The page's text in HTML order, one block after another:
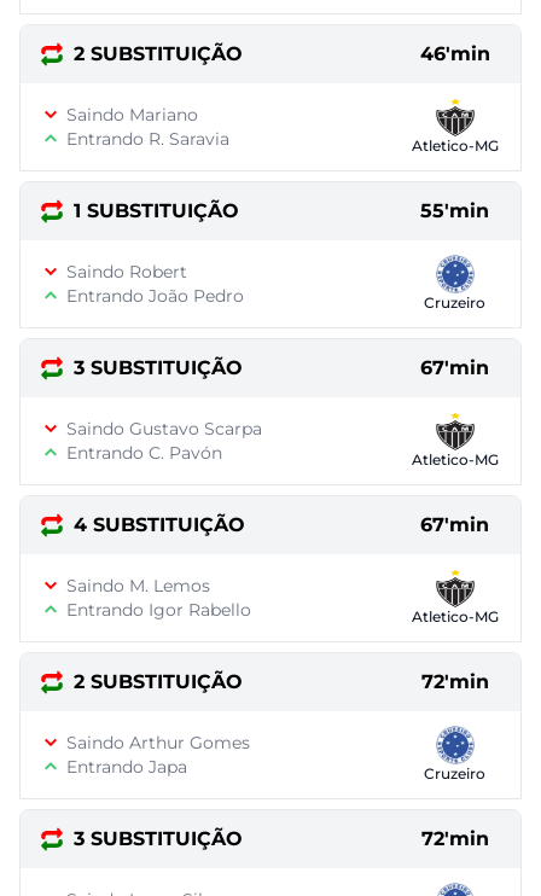
2 SUBSTITUIÇÃO 46'min
Saindo Mariano
Entrando R. Saravia
Atletico-MG
1 SUBSTITUIÇÃO 55'min
Saindo Robert
Entrando João Pedro
Cruzeiro
3 SUBSTITUIÇÃO 67'min
Saindo Gustavo Scarpa
Entrando C. Pavón
Atletico-MG
4 SUBSTITUIÇÃO 67'min
Saindo M. Lemos
Entrando Igor Rabello
Atletico-MG
2 SUBSTITUIÇÃO 72'min
Saindo Arthur Gomes
Entrando Japa
Cruzeiro
3 SUBSTITUIÇÃO 72'min